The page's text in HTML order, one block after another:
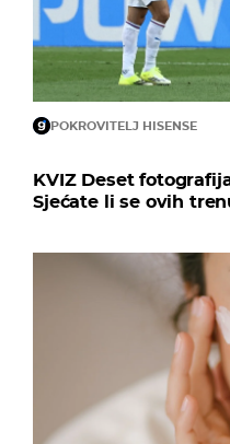
POKROVITELJ HISENSE
KVIZ Deset
Sjećate li se ovih